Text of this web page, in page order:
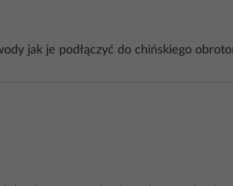
jak je podłączyć do chińskiego